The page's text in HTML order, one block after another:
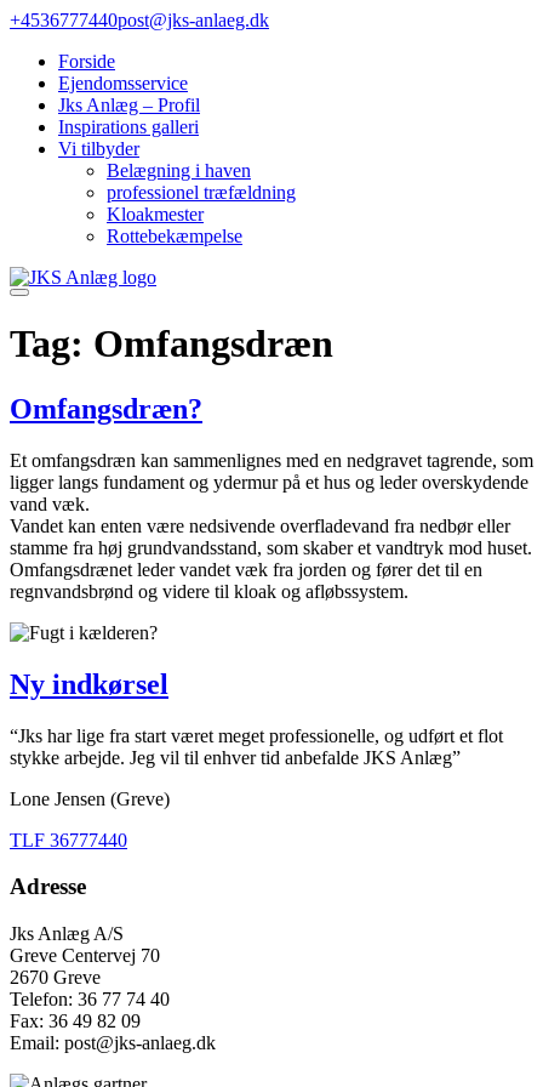
Gå
indhold
+4536777440post@jks-anlaeg.dk
Forside
Ejendomsservice
Jks Anlæg – Profil
Inspirations galleri
Vi tilbyder
Belægning i haven
professionel træfældning
Kloakmester
Rottebekæmpelse
Tag: Omfangsdræn
Omfangsdræn?
Et omfangsdræn kan sammenlignes med en nedgravet tagrende, som
ligger langs fundament og ydermur på et hus og leder overskydende
vand væk.
Vandet kan enten være nedsivende overfladevand fra nedbør eller
stamme fra høj grundvandsstand, som skaber et vandtryk mod huset.
Omfangsdrænet leder vandet væk fra jorden og fører det til en
regnvandsbrønd og videre til kloak og afløbssystem.
Ny indkørsel
“Jks har lige fra start været meget professionelle, og udført et flot
stykke arbejde. Jeg vil til enhver tid anbefalde JKS Anlæg”
Lone Jensen (Greve)
TLF 36777440
Adresse
Jks Anlæg A/S
Greve Centervej 70
2670 Greve
Telefon: 36 77 74 40
Fax: 36 49 82 09
Email: post@jks-anlaeg.dk